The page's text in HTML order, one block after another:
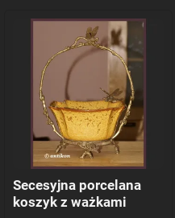
Secesyjna porcelana
koszyk z ważkami